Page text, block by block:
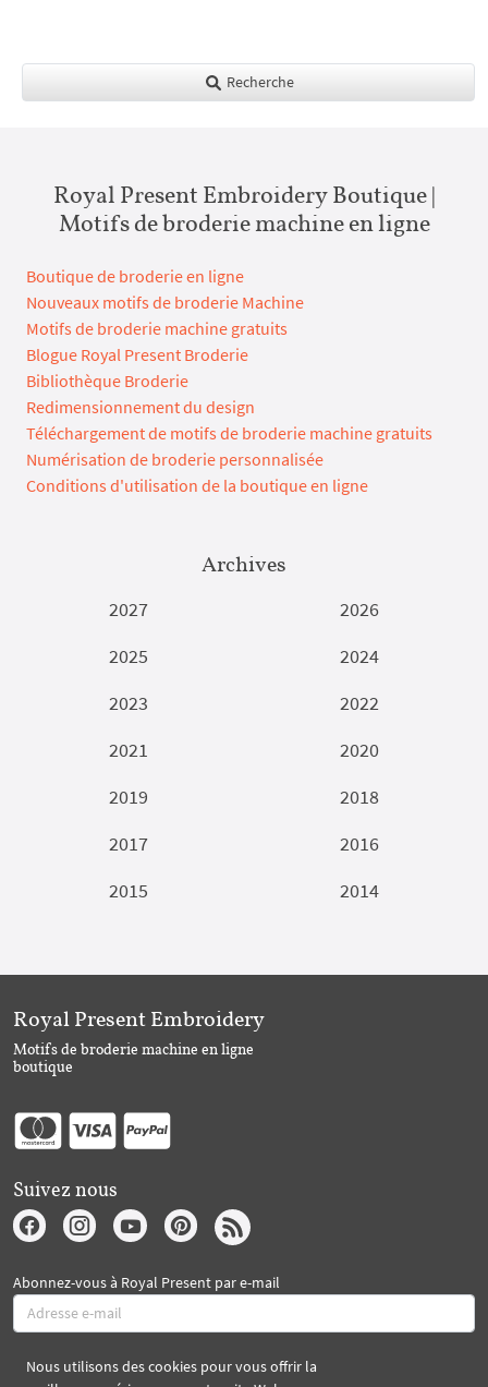
Recherche
Royal Present Embroidery Boutique |
Motifs de broderie machine en ligne
Boutique de broderie en ligne
Nouveaux motifs de broderie Machine
Motifs de broderie machine gratuits
Blogue Royal Present Broderie
Bibliothèque Broderie
Redimensionnement du design
Téléchargement de motifs de broderie machine gratuits
Numérisation de broderie personnalisée
Conditions d'utilisation de la boutique en ligne
Archives
2027
2026
2025
2024
2023
2022
2021
2020
2019
2018
2017
2016
2015
2014
Nous utilisons des cookies pour vous offrir la
Royal Present Embroidery
Motifs de broderie machine en ligne
boutique
Suivez nous
Abonnez-vous à Royal Present par e-mail
S'abonner